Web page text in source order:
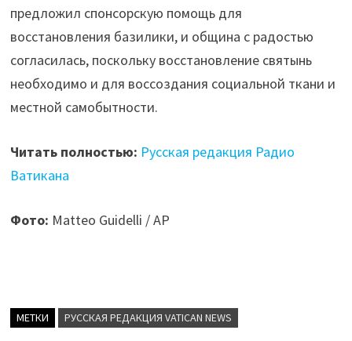
предложил спонсорскую помощь для
восстановления базилики, и община с радостью
согласилась, поскольку восстановление святынь
необходимо и для воссоздания социальной ткани и
местной самобытности.
Читать полностью: Русская редакция Радио
Ватикана
Фото: Matteo Guidelli / AP
МЕТКИ РУССКАЯ РЕДАКЦИЯ VATICAN NEWS